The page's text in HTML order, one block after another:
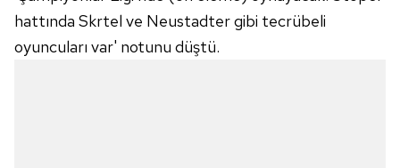
hattında Skrtel ve Neustadter gibi tecrübeli
oyuncuları var' notunu düştü.